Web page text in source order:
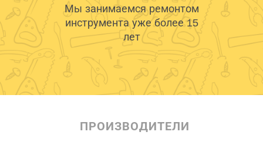
Мы занимаемся ремонтом
инструмента уже более 15
лет
ПРОИЗВОДИТЕЛИ